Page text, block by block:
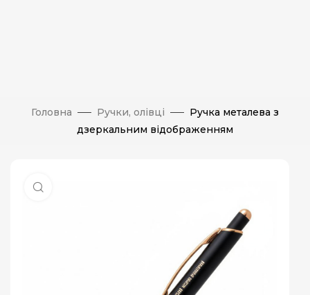
Головна Ручки, олівці
Ручка металева з
дзеркальним відображенням